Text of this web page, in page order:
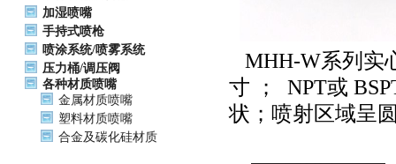
加湿喷嘴
手持式喷枪
喷涂系统/喷雾系统
压力桶/调压阀
各种材质喷嘴
金属材质喷嘴
塑料材质喷嘴
合金及碳化硅材质
MHH-W系列实
寸 ； NPT或
状；喷射区域呈